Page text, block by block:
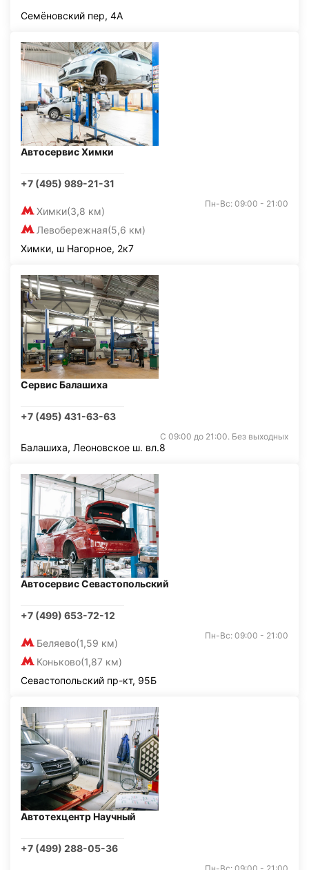
Семёновский пер, 4А
Автосервис Химки
+7 (495) 989-21-31
Химки(3,8 км)
Левобережная(5,6 км)
Пн-Вс: 09:00 - 21:00
Химки, ш Нагорное, 2к7
Сервис Балашиха
+7 (495) 431-63-63
С 09:00 до 21:00. Без выходных
Балашиха, Леоновское ш. вл.8
Автосервис Севастопольский
+7 (499) 653-72-12
Беляево(1,59 км)
Коньково(1,87 км)
Пн-Вс: 09:00 - 21:00
Севастопольский пр-кт, 95Б
Автотехцентр Научный
+7 (499) 288-05-36